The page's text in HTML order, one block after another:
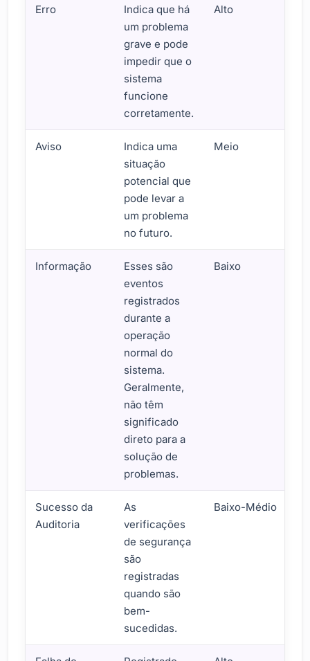
Erro
Indica que há
um problema
grave e pode
impedir que o
sistema
funcione
corretamente.
Alto
Aviso
Indica uma
situação
potencial que
pode levar a
um problema
no futuro.
Meio
Informação
Esses são
eventos
registrados
durante a
operação
normal do
sistema.
Geralmente,
não têm
significado
direto para a
solução de
problemas.
Baixo
Sucesso da
Auditoria
As
verificações
de segurança
são
registradas
quando são
bem-
sucedidas.
Baixo-Médio